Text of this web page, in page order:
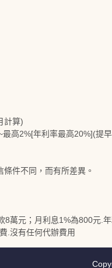
計算)
高2%[年利率最高20%](提
件不同，而有所差異。
8萬元；月利息1%為800元.
.沒有任何代辦費用